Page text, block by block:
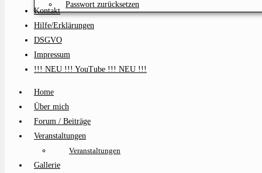
Passwort zurücksetzen
Kontakt
Hilfe/Erklärungen
DSGVO
Impressum
!!! NEU !!! YouTube !!! NEU !!!
Home
Über mich
Forum / Beiträge
Veranstaltungen
Veranstaltungen
Gallerie